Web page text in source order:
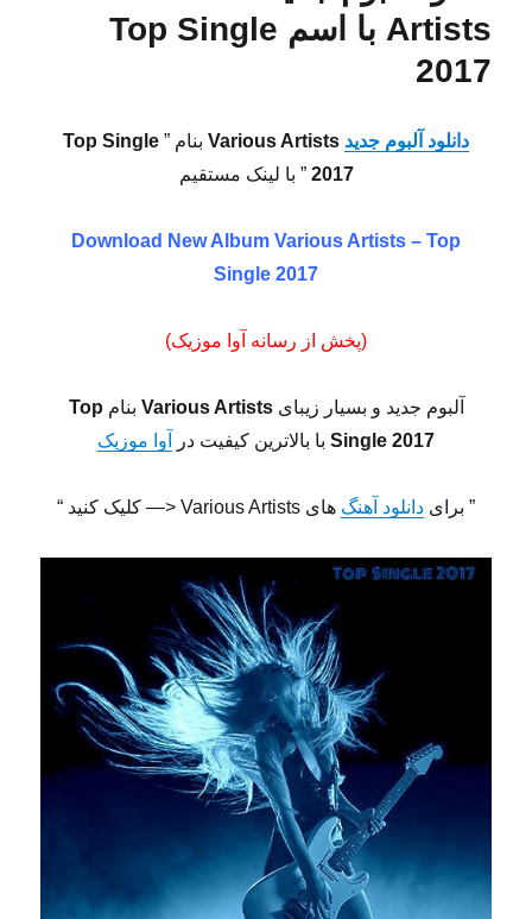
Artists با اسم Top Single
2017
دانلود آلبوم جدید بنام ” Top Single
2017 ” با لینک مستقیم
Download New Album Various Artists – Top
Single 2017
(پخش از رسانه آوا موزیک)
آلبوم جدید و بسیار زیبایVarious Artists بنام Top
Single 2017 با بالاترین کیفیت در آوا موزیک
” برای دانلود آهنگ های Various Artists <— کلیک کنید “